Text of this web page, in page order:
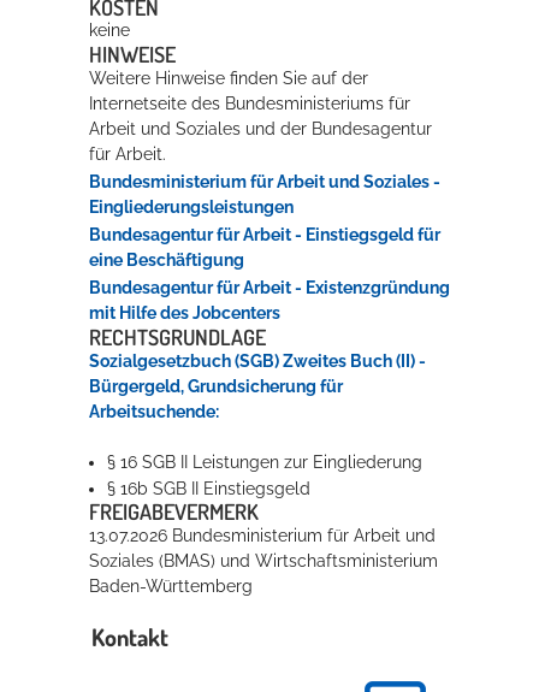
KOSTEN
keine
HINWEISE
Weitere Hinweise finden Sie auf der
Internetseite des Bundesministeriums für
Arbeit und Soziales und der Bundesagentur
für Arbeit.
Bundesministerium für Arbeit und Soziales -
Eingliederungsleistungen
Bundesagentur für Arbeit - Einstiegsgeld für
eine Beschäftigung
Bundesagentur für Arbeit - Existenzgründung
mit Hilfe des Jobcenters
RECHTSGRUNDLAGE
Sozialgesetzbuch (SGB) Zweites Buch (II) -
Bürgergeld, Grundsicherung für
Arbeitsuchende:
§ 16 SGB II
Leistungen zur Eingliederung
§ 16bSGB II Einstiegsgeld
FREIGABEVERMERK
13.07.2026 Bundesministerium für Arbeit und
Soziales (BMAS) und Wirtschaftsministerium
Baden-Württemberg
Kontakt